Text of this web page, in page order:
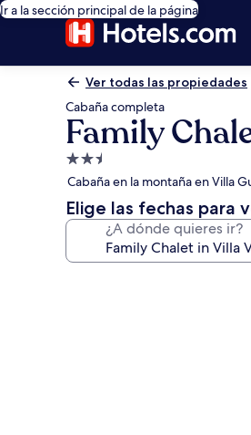
Ir a la sección principal de la página
Ver todas las propiedades
Cabaña completa
Family
Propiedad
de
2.5
estrellas
Cabaña en la montaña en Villa
Elige las fechas para
¿A dónde quieres ir?